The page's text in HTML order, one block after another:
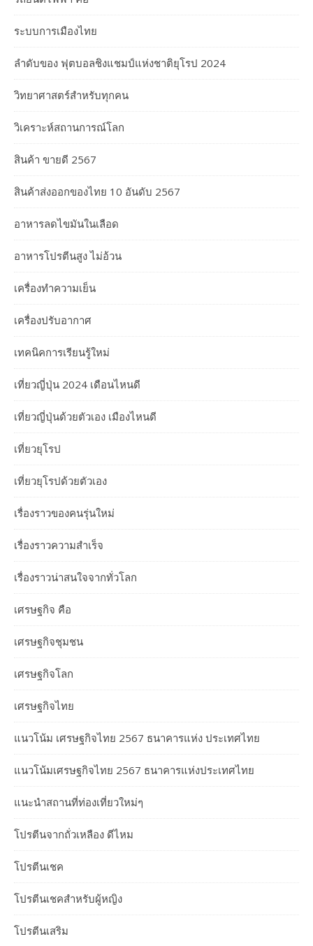
ระบบการเมืองไทย
ลำดับของ ฟุตบอลชิงแชมป์แห่งชาติยุโรป 2024
วิทยาศาสตร์สำหรับทุกคน
วิเคราะห์สถานการณ์โลก
สินค้า ขายดี 2567
สินค้าส่งออกของไทย 10 อันดับ 2567
อาหารลดไขมันในเลือด
อาหารโปรตีนสูง ไม่อ้วน
เครื่องทำความเย็น
เครื่องปรับอากาศ
เทคนิคการเรียนรู้ใหม่
เที่ยวญี่ปุ่น 2024 เดือนไหนดี
เที่ยวญี่ปุ่นด้วยตัวเอง เมืองไหนดี
เที่ยวยุโรป
เที่ยวยุโรปด้วยตัวเอง
เรื่องราวของคนรุ่นใหม่
เรื่องราวความสำเร็จ
เรื่องราวน่าสนใจจากทั่วโลก
เศรษฐกิจ คือ
เศรษฐกิจชุมชน
เศรษฐกิจโลก
เศรษฐกิจไทย
แนวโน้ม เศรษฐกิจไทย 2567 ธนาคารแห่ง ประเทศไทย
แนวโน้มเศรษฐกิจไทย 2567 ธนาคารแห่งประเทศไทย
แนะนำสถานที่ท่องเที่ยวใหม่ๆ
โปรตีนจากถั่วเหลือง ดีไหม
โปรตีนเชค
โปรตีนเชคสำหรับผู้หญิง
โปรตีนเสริม